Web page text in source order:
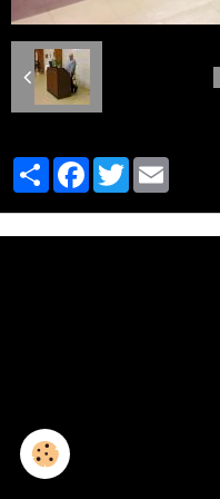
PartagerFacebook
Twitter